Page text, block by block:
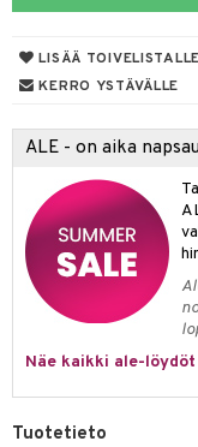
LISÄÄ TOIVELISTALLE
KERRO YSTÄVÄLLE
ALE - on aika
Näe kaikki ale-
Tuotetieto
tarvikkeita
tekstiilit
koristelu
Saalit
& Tyynyliinat
tekstiilit